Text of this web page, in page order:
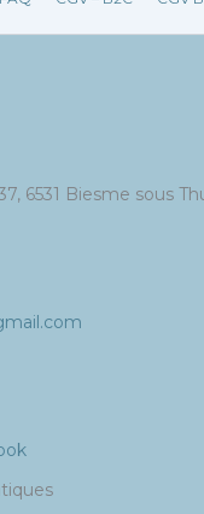
6531 Biesme sous